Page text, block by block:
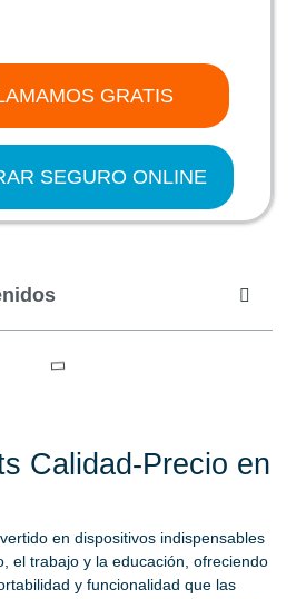
Calidad-Precio en
en dispositivos indispensables
el trabajo y la educación, ofreciendo
y funcionalidad que las
GRATIS
SEGURO ONLINE